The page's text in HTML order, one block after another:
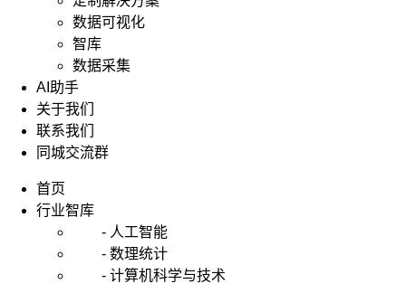
数据可视化
智库
数据采集
AI助手
关于我们
联系我们
同城交流群
首页
行业智库
- 人工智能
- 数理统计
- 计算机科学与技术